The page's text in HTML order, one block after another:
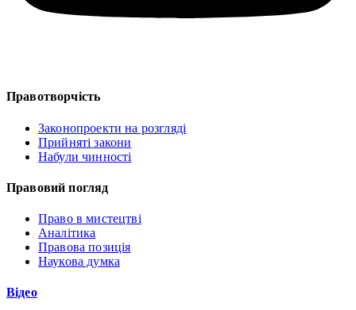
Правотворчість
Законопроекти на розгляді
Прийняті закони
Набули чинності
Правовий погляд
Право в мистецтві
Аналітика
Правова позиція
Наукова думка
Відео